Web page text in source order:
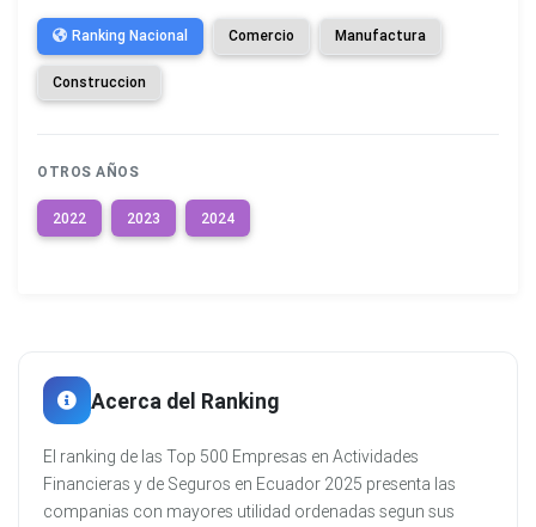
Ranking Nacional Comercio Manufactura
Construccion
OTROS AÑOS
2022 2023 2024
Acerca del Ranking
El ranking de las Top 500 Empresas en Actividades
Financieras y de Seguros en Ecuador 2025 presenta las
companias con mayores utilidad ordenadas segun sus